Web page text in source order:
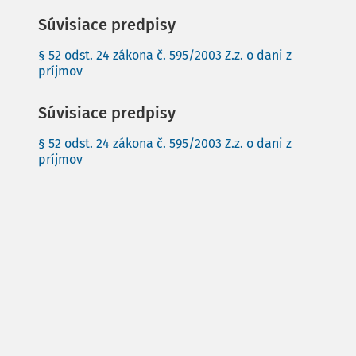
Súvisiace predpisy
§ 52 odst. 24 zákona č. 595/2003 Z.z. o dani z
príjmov
Súvisiace predpisy
§ 52 odst. 24 zákona č. 595/2003 Z.z. o dani z
príjmov